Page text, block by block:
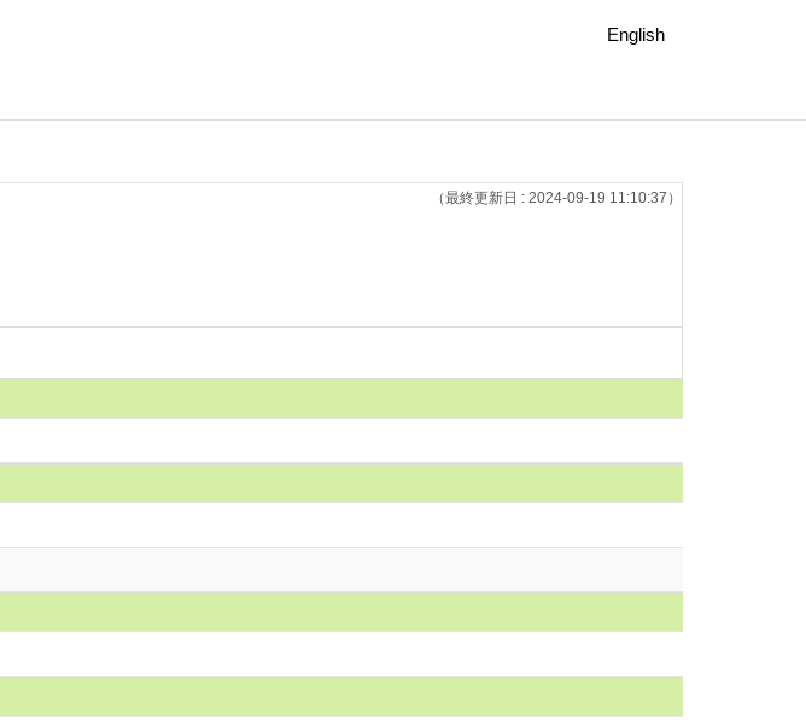
English
（最終更新日 : 2024-09-19 11:10:37）